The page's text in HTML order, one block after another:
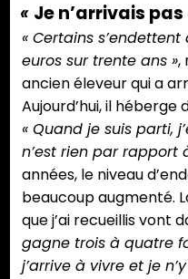
« Je n’arrivais
« Certains
euros sur trente ans »,
ancien éleveur qui a
Aujourd’hui, il héberge
« Quand je suis parti,
n’est rien par rapport
années, le niveau
beaucoup augmenté.
que j’ai recueillis vont
gagne trois à quatre
j’arrive à vivre et je